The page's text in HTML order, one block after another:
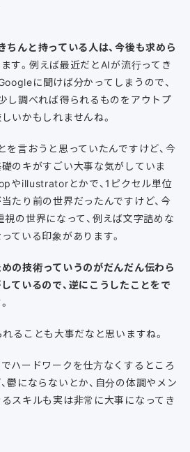
ちんと持っている人は、今後も求めら
す。例えば最近だとAIが流行ってき
に聞けば分かってしまうので、
し調べれば得られるものをアウトプ
いかもしれませんね。
を言おうと思っていたんですけど、今
のキがすごい大事な気がしていま
やillustratorとかで、1ピクセル単位
たり前の世界だったんですけど、今
の世界になって、例えば文字詰めな
ている印象があります。
の技術っていうのがだんだん伝わら
ているので、逆にこうしたことをで
ることも大事だなと思いますね。
ハードワークを仕方なくするところ
鬱にならないとか、自分の体調やメン
スキルも実は非常に大事になってき